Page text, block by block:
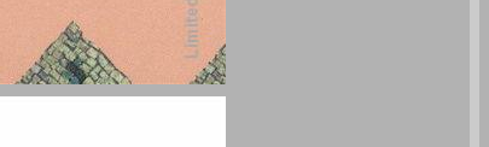
קהל ישראל השלטון העצמי היהודי לדורותיו העת העתיקה ... 0